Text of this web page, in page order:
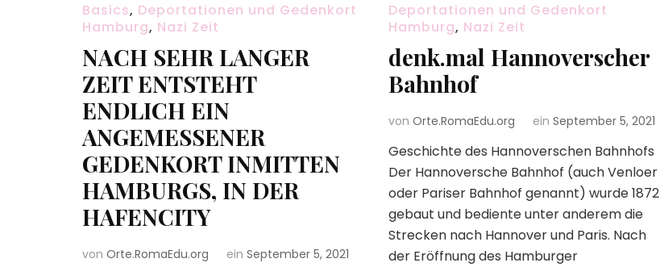
Basics, Deportationen und Gedenkort
Hamburg, Nazi Zeit
NACH SEHR LANGER
ZEIT ENTSTEHT
ENDLICH EIN
ANGEMESSENER
GEDENKORT INMITTEN
HAMBURGS, IN DER
HAFENCITY
von Orte.RomaEdu.org ein September 5, 2021
Deportationen und Gedenkort
Hamburg, Nazi Zeit
denk.mal Hannoverscher
Bahnhof
von Orte.RomaEdu.org ein September 5, 2021
Geschichte des Hannoverschen Bahnhofs
Der Hannoversche Bahnhof (auch Venloer
oder Pariser Bahnhof genannt) wurde 1872
gebaut und bediente unter anderem die
Strecken nach Hannover und Paris. Nach
der Eröffnung des Hamburger